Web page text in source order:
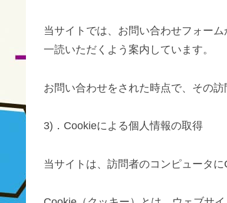
当サイトでは、お問い合わせフォー
一読いただくよう案内しています。
お問い合わせをされた時点で、その
3)．Cookieによる個人情報の取得
当サイトは、訪問者のコンピュータ